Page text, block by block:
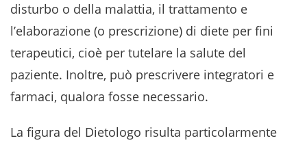
disturbo o della malattia, il trattamento e
l’elaborazione (o prescrizione) di diete per fini
terapeutici, cioè per tutelare la salute del
paziente. Inoltre, può prescrivere integratori e
farmaci, qualora fosse necessario.
La figura del Dietologo risulta particolarmente